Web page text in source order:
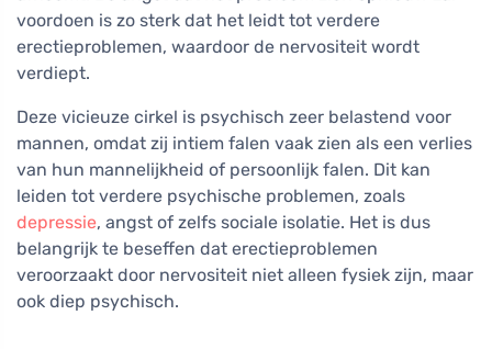
voordoen is zo sterk dat het leidt tot verdere
erectieproblemen, waardoor de nervositeit wordt
verdiept.
Deze vicieuze cirkel is psychisch zeer belastend voor
mannen, omdat zij intiem falen vaak zien als een verlies
van hun mannelijkheid of persoonlijk falen. Dit kan
leiden tot verdere psychische problemen, zoals
depressie, angst of zelfs sociale isolatie. Het is dus
belangrijk te beseffen dat erectieproblemen
veroorzaakt door nervositeit niet alleen fysiek zijn, maar
ook diep psychisch.